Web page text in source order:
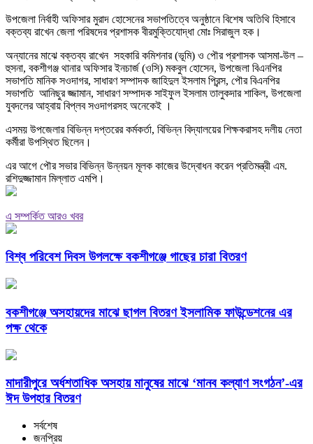
উপজেলা নির্বাহী অফিসার মুরাদ হোসেনের সভাপতিত্বে অনুষ্ঠানে বিশেষ অতিথি হিসাবে
বক্তব্য রাখেন জেলা পরিষদের প্রশাসক বীরমুক্তিযোদ্ধা মোঃ সিরাজুল হক।
অন্যানের মাঝে বক্তব্য রাখেন সহকারি কমিশনার (ভূমি) ও পৌর প্রশাসক আসমা-উল –
হুসনা, বকশীগঞ্জ থানার অফিসার ইনচার্জ (ওসি) মকবুল হোসেন, উপজেলা বিএনপির
সভাপতি মানিক সওদাগর, সাধারণ সম্পাদক জাহিদুল ইসলাম প্রিন্স, পৌর বিএনপির
সভাপতি আনিছুর জ্জামান, সাধারণ সম্পাদক সাইফুল ইসলাম তালুকদার শাকিল, উপজেলা
যুবদলের আহ্বায় বিপ্লব সওদাগরসহ অনেকেই ।
এসময় উপজেলার বিভিন্ন দপ্তরের কর্মকর্তা, বিভিন্ন বিদ্যালয়ের শিক্ষকরাসহ দলীয় নেতা
কর্মীরা উপস্থিত ছিলেন।
এর আগে পৌর সভার বিভিন্ন উন্নয়ন মূলক কাজের উদ্বোধন করেন প্রতিমন্ত্রী এম.
রশিদুজ্জামান মিল্লাত এমপি।
এ সম্পর্কিত আরও খবর
বিশ্ব পরিবেশ দিবস উপলক্ষে বকশীগঞ্জে গাছের চারা বিতরণ
বকশীগঞ্জে অসহায়দের মাঝে ছাগল বিতরণ ইসলামিক ফাউন্ডেশনের এর
পক্ষ থেকে
মাদারীপুরে অর্ধশতাধিক অসহায় মানুষের মাঝে ‘মানব কল্যাণ সংগঠন’-এর
ঈদ উপহার বিতরণ
সর্বশেষ
জনপ্রিয়